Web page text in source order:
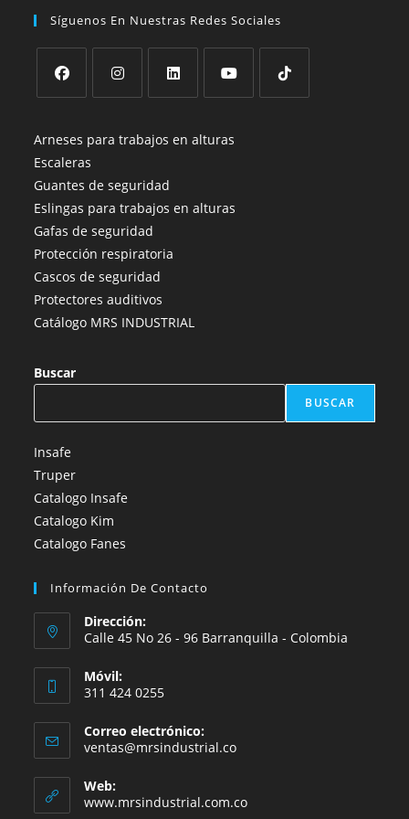
Síguenos En Nuestras Redes Sociales
abre
en
una
nueva
pestaña
abre
una
nueva
pestaña
abre
una
nueva
pestaña
abre
nueva
Arneses para trabajos en alturas
Escaleras
Guantes de seguridad
Eslingas para trabajos en alturas
Gafas de seguridad
Protección respiratoria
Cascos de seguridad
Protectores auditivos
Catálogo MRS INDUSTRIAL
Buscar
BUSCAR
Insafe
Truper
Catalogo Insafe
Catalogo Kim
Catalogo Fanes
Información De Contacto
Dirección:
Calle 45 No 26 - 96 Barranquilla - Colombia
Móvil:
311 424 0255
Correo electrónico:
ventas@mrsindustrial.coSe
tu
aplicación
Web:
www.mrsindustrial.com.co